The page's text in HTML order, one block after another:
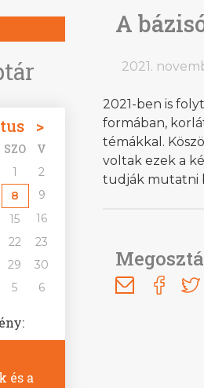
>
SZO V
1
2
8
9
15
16
22
23
29
30
5 6
és a
A
2021.
2021-ben is
formában,
témákkal.
voltak ezek a
tudják mutatni